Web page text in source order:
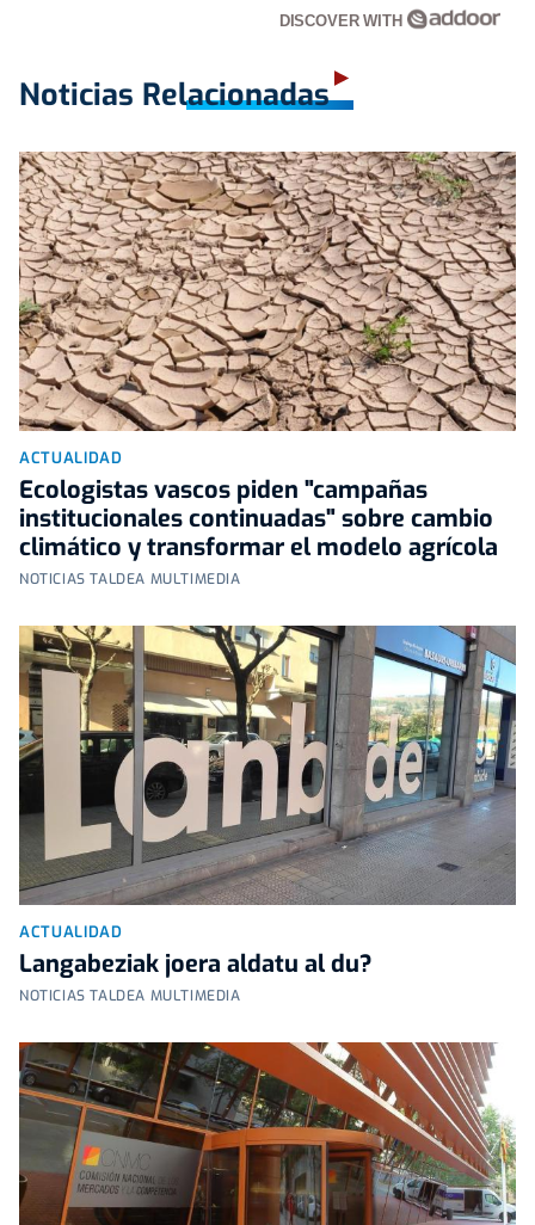
DISCOVER WITH
Noticias Relacionadas
ACTUALIDAD
Ecologistas vascos piden "campañas
institucionales continuadas" sobre cambio
climático y transformar el modelo agrícola
NOTICIAS TALDEA MULTIMEDIA
ACTUALIDAD
Langabeziak joera aldatu al du?
NOTICIAS TALDEA MULTIMEDIA